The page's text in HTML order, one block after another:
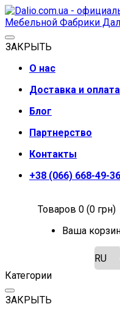
ЗАКРЫТЬ
О нас
Доставка и оплата
Блог
Партнерство
Контакты
+38 (066) 668-49-36
Товаров 0 (0 грн)
Ваша
RU
Категории
ЗАКРЫТЬ